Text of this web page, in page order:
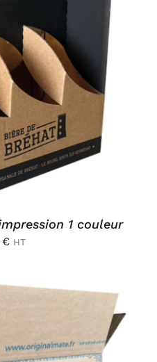
PANIER
1 couleur
€ HT